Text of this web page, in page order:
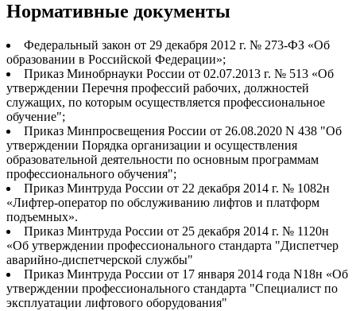
Нормативные документы
Федеральный закон от 29 декабря 2012 г. № 273-ФЗ «Об
образовании в Российской Федерации»;
Приказ Минобрнауки России от 02.07.2013 г. № 513 «Об
утверждении Перечня профессий рабочих, должностей
служащих, по которым осуществляется профессиональное
обучение";
Приказ Минпросвещения России от 26.08.2020 N 438 "Об
утверждении Порядка организации и осуществления
образовательной деятельности по основным программам
профессионального обучения";
Приказ Минтруда России от 22 декабря 2014 г. № 1082н
«Лифтер-оператор по обслуживанию лифтов и платформ
подъемных».
Приказ Минтруда России от 25 декабря 2014 г. № 1120н
«Об утверждении профессионального стандарта "Диспетчер
аварийно-диспетчерской службы"
Приказ Минтруда России от 17 января 2014 года N18н «Об
утверждении профессионального стандарта "Специалист по
эксплуатации лифтового оборудования"